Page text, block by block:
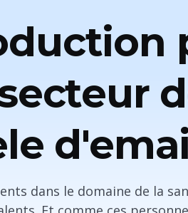
dans le domaine de la